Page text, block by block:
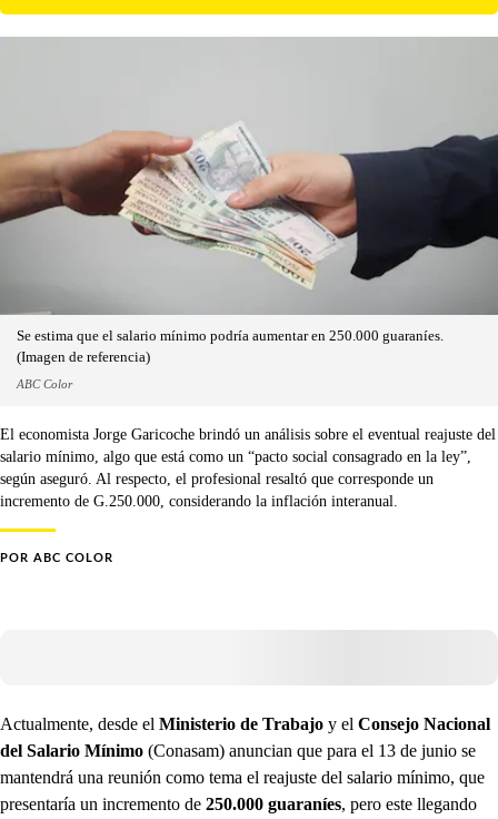
Se estima que el salario mínimo podría aumentar en 250.000 guaraníes.
(Imagen de referencia)
ABC Color
El economista Jorge Garicoche brindó un análisis sobre el eventual reajuste del
salario mínimo, algo que está como un “pacto social consagrado en la ley”,
según aseguró. Al respecto, el profesional resaltó que corresponde un
incremento de G.250.000, considerando la inflación interanual.
POR ABC COLOR
Actualmente, desde el Ministerio de Trabajo y el Consejo Nacional
del Salario Mínimo (Conasam) anuncian que para el 13 de junio se
mantendrá una reunión como tema el reajuste del salario mínimo, que
presentaría un incremento de 250.000 guaraníes, pero este llegando